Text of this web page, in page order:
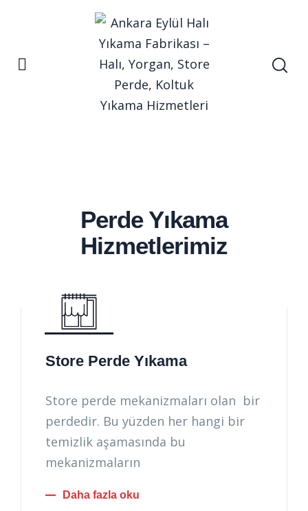
Ana Sayfa
Hizmetlerimiz
Perde Yıkama
Hizmetlerimiz
Store Perde Yıkama
Store perde mekanizmaları olan bir
perdedir. Bu yüzden her hangi bir
temizlik aşamasında bu
mekanizmaların
Daha fazla oku